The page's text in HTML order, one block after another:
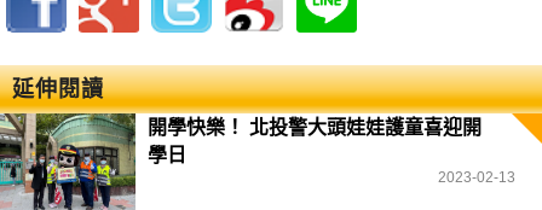
延伸閱讀
開學快樂！ 北投警大頭娃娃護童喜迎開
學日
2023-02-13